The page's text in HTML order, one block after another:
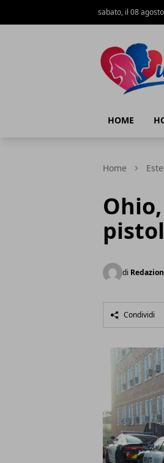
sabato, il 08
HOME
Home
di
Condividi